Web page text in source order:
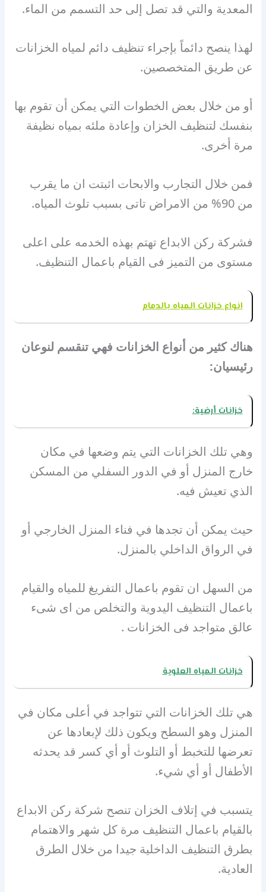
المعدية والتي قد تصل إلى حد التسمم من الماء.
لهذا ينصح دائماً بإجراء تنظيف دائم لمياه الخزانات
عن طريق المتخصصين.
أو من خلال بعض الخطوات التي يمكن أن تقوم بها
بنفسك لتنظيف الخزان وإعادة ملئه بمياه نظيفة
مرة أخرى.
فمن خلال التجارب والابحات اثبتت ان ما يقرب
من 90% من الامراض تاتى بسبب تلوث المياه.
فشركة ركن الابداع تهتم بهذه الخدمه على اعلى
مستوى من التميز فى القيام باعمال التنظيف.
انواع خزانات المياه بالدمام
هناك كثير من أنواع الخزانات فهي تنقسم لنوعان
رئيسيان:
خزانات أرضية:
وهي تلك الخزانات التي يتم وضعها في مكان
خارج المنزل أو في الدور السفلي من المسكن
الذي تعيش فيه.
حيث يمكن أن تجدها في فناء المنزل الخارجي أو
في الرواق الداخلي بالمنزل.
من السهل ان تقوم باعمال التفريغ للمياه والقيام
باعمال التنظيف اليدوية والتخلص من اى شىء
عالق متواجد فى الخزانات .
خزانات المياه العلوية
هي تلك الخزانات التي تتواجد في أعلى مكان في
المنزل وهو السطح ويكون ذلك لإبعادها عن
تعرضها للتخبط أو التلوث أو أي كسر قد يحدثه
الأطفال أو أي شيء.
يتسبب في إتلاف الخزان تنصح شركة ركن الابداع
بالقيام باعمال التنظيف مرة كل شهر والاهتمام
بطرق التنظيف الداخلية جيدا من خلال الطرق
العادية.